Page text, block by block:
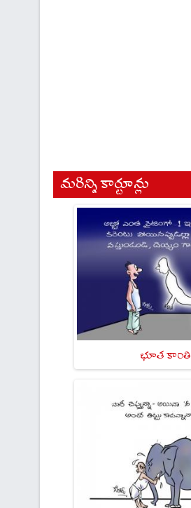
మరిన్ని కార్టూన్లు
భూత కాంతి